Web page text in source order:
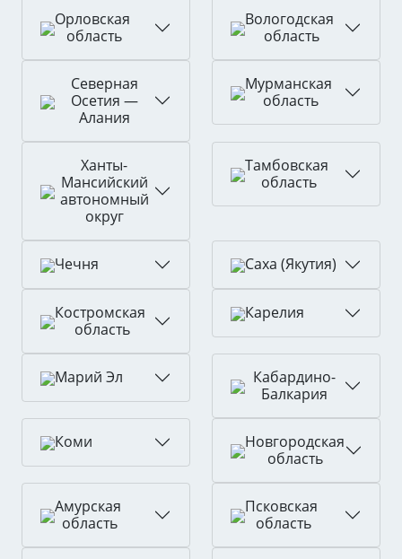
Орловская
область
Вологодская
область
Северная
Осетия —
Алания
Мурманская
область
Ханты-
Мансийский
автономный
округ
Тамбовская
область
Чечня Саха (Якутия)
Костромская
область
Карелия
Марий Эл
Кабардино-
Балкария
Коми
Новгородская
область
Амурская
область
Псковская
область